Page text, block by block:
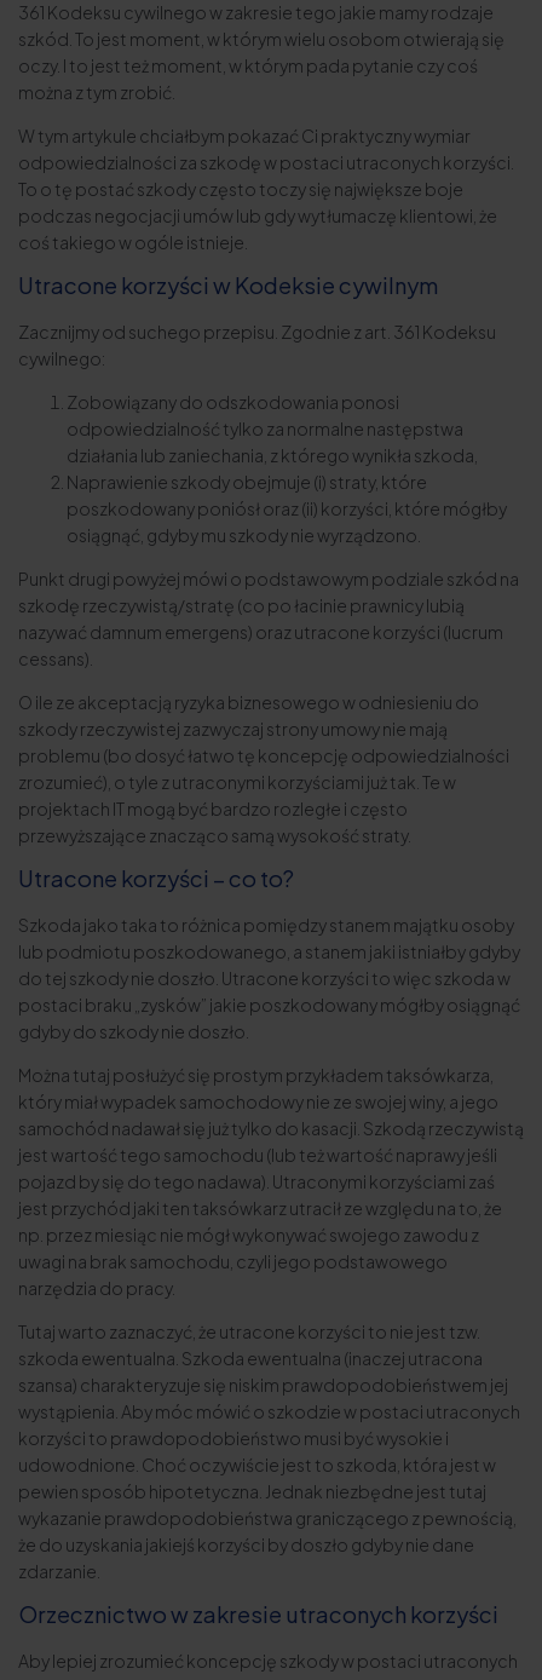
361 Kodeksu cywilnego w zakresie tego jakie mamy rodzaje
szkód. To jest moment, w którym wielu osobom otwierają się
oczy. I to jest też moment, w którym pada pytanie czy coś
można z tym zrobić.
W tym artykule chciałbym pokazać Ci praktyczny wymiar
odpowiedzialności za szkodę w postaci utraconych korzyści.
To o tę postać szkody często toczy się największe boje
podczas negocjacji umów lub gdy wytłumaczę klientowi, że
coś takiego w ogóle istnieje.
Utracone korzyści w Kodeksie cywilnym
Zacznijmy od suchego przepisu. Zgodnie z art. 361 Kodeksu
cywilnego:
Zobowiązany do odszkodowania ponosi
odpowiedzialność tylko za normalne następstwa
działania lub zaniechania, z którego wynikła szkoda,
Naprawienie szkody obejmuje (i) straty, które
poszkodowany poniósł oraz (ii) korzyści, które mógłby
osiągnąć, gdyby mu szkody nie wyrządzono.
Punkt drugi powyżej mówi o podstawowym podziale szkód na
szkodę rzeczywistą/stratę (co po łacinie prawnicy lubią
nazywać damnum emergens) oraz utracone korzyści (lucrum
cessans).
O ile ze akceptacją ryzyka biznesowego w odniesieniu do
szkody rzeczywistej zazwyczaj strony umowy nie mają
problemu (bo dosyć łatwo tę koncepcję odpowiedzialności
zrozumieć), o tyle z utraconymi korzyściami już tak. Te w
projektach IT mogą być bardzo rozległe i często
przewyższające znacząco samą wysokość straty.
Utracone korzyści – co to?
Szkoda jako taka to różnica pomiędzy stanem majątku osoby
lub podmiotu poszkodowanego, a stanem jaki istniałby gdyby
do tej szkody nie doszło. Utracone korzyści to więc szkoda w
postaci braku „zysków” jakie poszkodowany mógłby osiągnąć
gdyby do szkody nie doszło.
Można tutaj posłużyć się prostym przykładem taksówkarza,
który miał wypadek samochodowy nie ze swojej winy, a jego
samochód nadawał się już tylko do kasacji. Szkodą rzeczywistą
jest wartość tego samochodu (lub też wartość naprawy jeśli
pojazd by się do tego nadawa). Utraconymi korzyściami zaś
jest przychód jaki ten taksówkarz utracił ze względu na to, że
np. przez miesiąc nie mógł wykonywać swojego zawodu z
uwagi na brak samochodu, czyli jego podstawowego
narzędzia do pracy.
Tutaj warto zaznaczyć, że utracone korzyści to nie jest tzw.
szkoda ewentualna. Szkoda ewentualna (inaczej utracona
szansa) charakteryzuje się niskim prawdopodobieństwem jej
wystąpienia. Aby móc mówić o szkodzie w postaci utraconych
korzyści to prawdopodobieństwo musi być wysokie i
udowodnione. Choć oczywiście jest to szkoda, która jest w
pewien sposób hipotetyczna. Jednak niezbędne jest tutaj
wykazanie prawdopodobieństwa graniczącego z pewnością,
że do uzyskania jakiejś korzyści by doszło gdyby nie dane
zdarzanie.
Orzecznictwo w zakresie utraconych korzyści
Aby lepiej zrozumieć koncepcję szkody w postaci utraconych